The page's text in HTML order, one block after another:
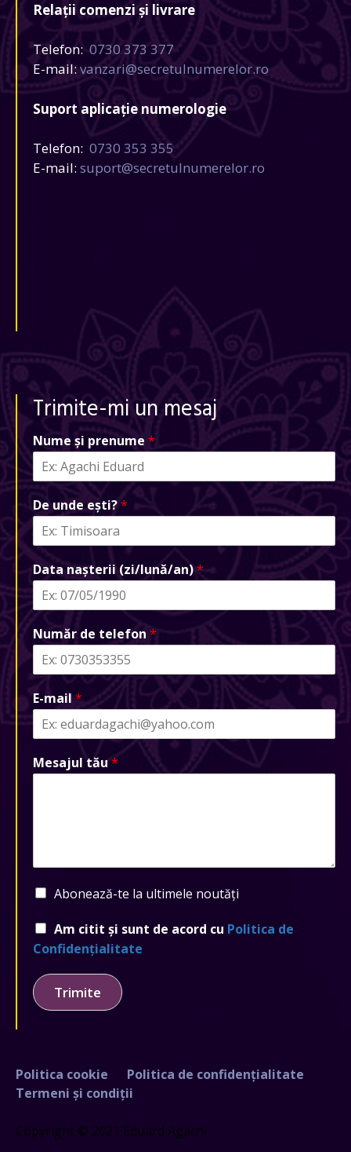
Relații comenzi și livrare
Telefon: 0730 373 377
E-mail:vanzari@secretulnumerelor.ro
Suport aplicație numerologie
Telefon: 0730 353 355
E-mail: suport@secretulnumerelor.ro
Trimite-mi un mesaj
Nume și prenume *
De unde ești?*
Data nașterii (zi/lună/an)*
Număr de telefon *
E-mail *
Mesajul tău*
Abonează-te la ultimele noutăți
Am citit și sunt de acord cu Politica de
Confidențialitate
Trimite
Politica cookie
Politica de confidențialitate
Termeni și condiții
Copyright © 2021 Eduard Agachi